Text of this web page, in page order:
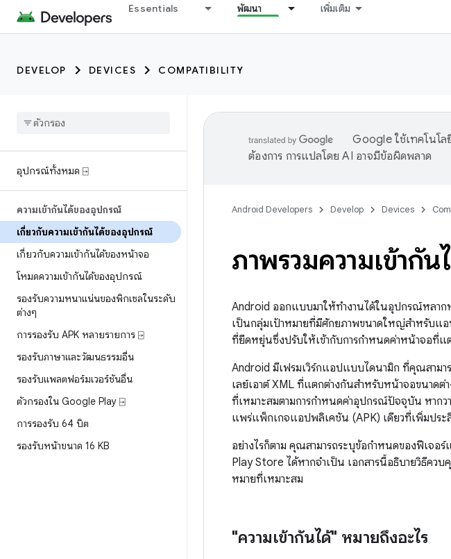
Essentials พัฒนา เพิ่มเติม
DEVELOP DEVICES COMPATIBILITY
อุปกรณ์ทั้งหมด ⍈
ความเข้ากันได้ของอุปกรณ์
เกี่ยวกับความเข้ากันได้ของอุปกรณ์
เกี่ยวกับความเข้ากันได้ของหน้าจอ
โหมดความเข้ากันได้ของอุปกรณ์
รองรับความหนาแน่นของพิกเซลในระดับ
ต่างๆ
การรองรับ APK หลายรายการ ⍈
รองรับภาษาและวัฒนธรรมอื่น
รองรับแพลตฟอร์มเวอร์ชันอื่น
ตัวกรองใน Google Play ⍈
การรองรับ 64 บิต
รองรับหน้าขนาด 16 KB
Google ใช้เทคโนโ
ต้องการ การแปลโดย AI อาจมีข้อผิดพลาด
Android Developers Develop Devices
ภาพรวมความเข้ากั
Android ออกแบบมาให้ทำงานได้ในอุปกรณ์หลา
เป็นกลุ่มเป้าหมายที่มีศักยภาพขนาดใหญ่สำหรับแ
ที่ยืดหยุ่นซึ่งปรับให้เข้ากับการกำหนดค่าหน้าจอที่
Android มีเฟรมเวิร์กแอปแบบไดนามิก ที่คุณสามา
เลย์เอาต์ XML ที่แตกต่างกันสำหรับหน้าจอขนาด
ที่เหมาะสมตามการกำหนดค่าอุปกรณ์ปัจจุบัน หาก
แพร่แพ็กเกจแอปพลิเคชัน (APK) เดียวที่เพิ่มปร
อย่างไรก็ตาม คุณสามารถระบุข้อกำหนดของฟีเจ
Play Store ได้หากจำเป็น เอกสารนี้อธิบายวิธีคว
หมายที่เหมาะสม
"ความเข้ากันได้" หมายถึงอะไร